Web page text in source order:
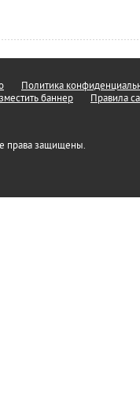
Политика
баннер Правила
права защищены.